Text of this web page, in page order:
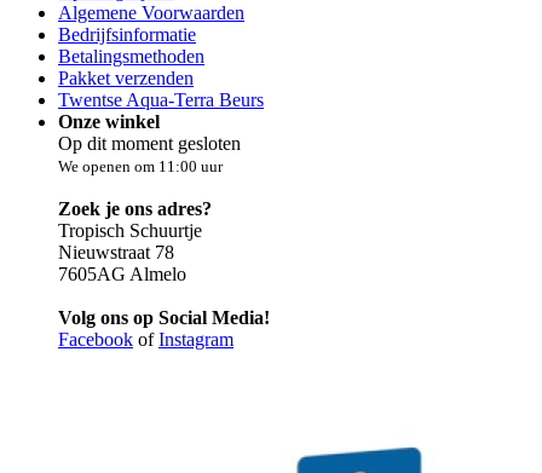
Algemene Voorwaarden
Bedrijfsinformatie
Betalingsmethoden
Pakket verzenden
Twentse Aqua-Terra Beurs
Onze winkel
Op dit moment gesloten
We openen om 11:00 uur
Zoek je ons adres?
Tropisch Schuurtje
Nieuwstraat 78
7605AG Almelo
Volg ons op Social Media!
Facebook ofInstagram